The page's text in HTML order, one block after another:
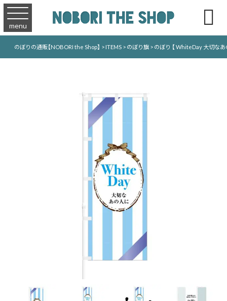
menu 
のぼりの通販【NOBORI the Shop】 >ITEMS>のぼり旗>のぼり 【 WhiteDay 大切な